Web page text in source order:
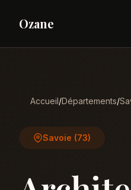
Ozane
Accueil/Départements/
Savoie (73)